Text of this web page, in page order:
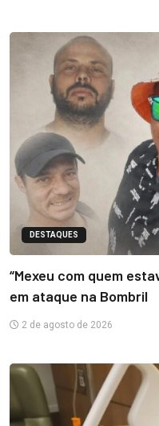
DESTAQUES
“Mexeu com quem
em ataque na Bombril
2 de agosto de 2026